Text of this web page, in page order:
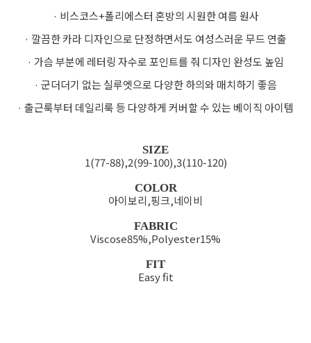
· 비스코스+폴리에스터 혼방의 시원한 여름 원사
· 깔끔한 카라 디자인으로 단정하면서도 여성스러운 무드 연출
· 가슴 부분에 레터링 자수로 포인트를 줘 디자인 완성도 높임
· 군더더기 없는 실루엣으로 다양한 하의와 매치하기 좋음
· 출근룩부터 데일리룩 등 다양하게 커버할 수 있는 베이직 아이템
SIZE
1(77-88),2(99-100),3(110-120)
COLOR
아이보리,핑크,네이비
FABRIC
Viscose85%,Polyester15%
FIT
Easy fit